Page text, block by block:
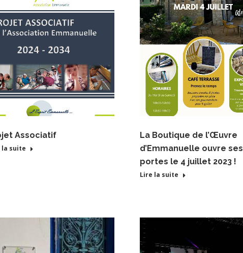
Associatif
la suite
La Boutique de l’Œuvre
d’Emmanuelle ouvre ses
portes le 4 juillet 2023 !
Lire la suite